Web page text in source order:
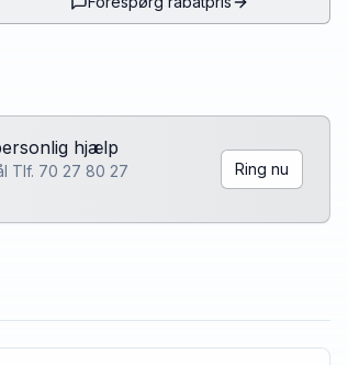
hjælp
Tlf. 70 27 80 27
Ring nu